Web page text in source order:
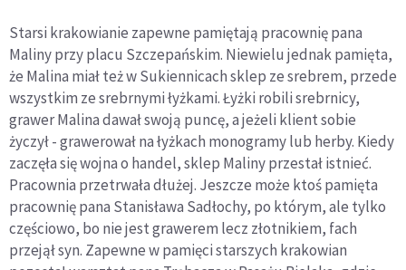
Starsi krakowianie zapewne pamiętają pracownię pana
Maliny przy placu Szczepańskim. Niewielu jednak pamięta,
że Malina miał też w Sukiennicach sklep ze srebrem, przede
wszystkim ze srebrnymi łyżkami. Łyżki robili srebrnicy,
grawer Malina dawał swoją puncę, a jeżeli klient sobie
życzył - grawerował na łyżkach monogramy lub herby. Kiedy
zaczęła się wojna o handel, sklep Maliny przestał istnieć.
Pracownia przetrwała dłużej. Jeszcze może ktoś pamięta
pracownię pana Stanisława Sadłochy, po którym, ale tylko
częściowo, bo nie jest grawerem lecz złotnikiem, fach
przejął syn. Zapewne w pamięci starszych krakowian